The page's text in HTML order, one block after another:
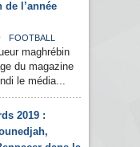
de l’année
FOOTBALL
maghrébin
du magazine
le média...
2019 :